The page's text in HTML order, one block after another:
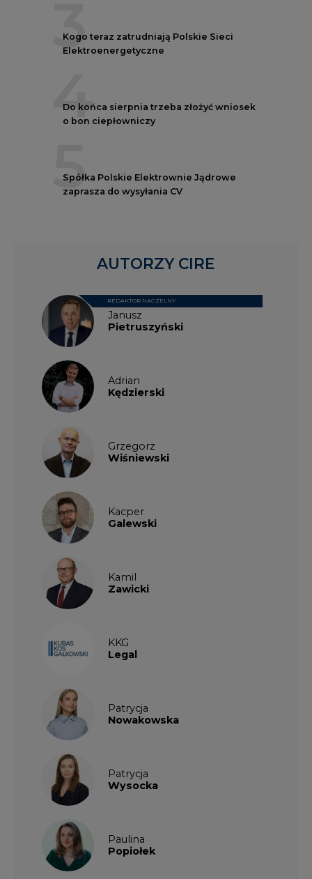
3
Kogo teraz zatrudniają Polskie Sieci
Elektroenergetyczne
4
Do końca sierpnia trzeba złożyć wniosek
o bon ciepłowniczy
5
Spółka Polskie Elektrownie Jądrowe
zaprasza do wysyłania CV
Janusz
Pietruszyński
REDAKTOR NACZELNY
Adrian
Kędzierski
Grzegorz
Wiśniewski
Kacper
Galewski
Kamil
Zawicki
KKG
Legal
Patrycja
Nowakowska
Patrycja
Wysocka
Paulina
Popiołek
AUTORZY CIRE